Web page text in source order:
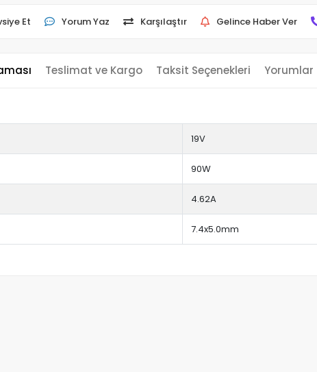
Et Yorum Yaz Karşılaştır Gelince Haber Ver
Teslimat ve Kargo Taksit Seçenekleri Yorumlar
19V
90W
4.62A
7.4x5.0mm